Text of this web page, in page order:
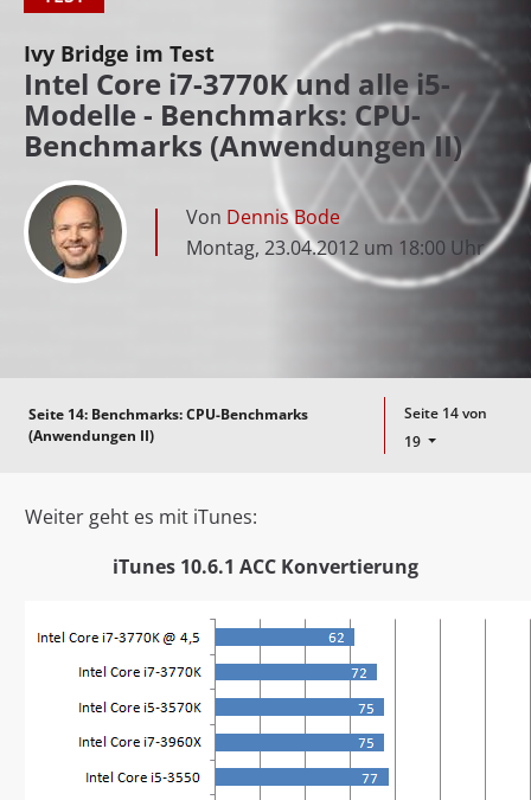
Ivy Bridge im Test
Intel Core i7-3770K und alle i5-
Modelle - Benchmarks: CPU-
Benchmarks (Anwendungen II)
Von Dennis Bode
Montag, 23.04.2012 um 18:00 Uhr
Seite 14: Benchmarks: CPU-Benchmarks
(Anwendungen II)
Seite 14 von
19
Weiter geht es mit iTunes:
iTunes 10.6.1 ACC Konvertierung